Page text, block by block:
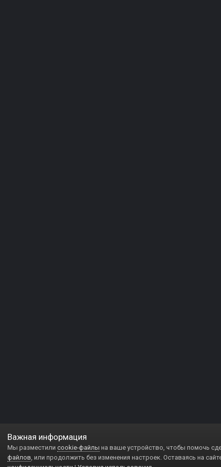
Важная информация
Мы разместили cookie-файлы на ваше устройство, чтобы помочь
файлов, или продолжить без изменения настроек. Оставаясь на